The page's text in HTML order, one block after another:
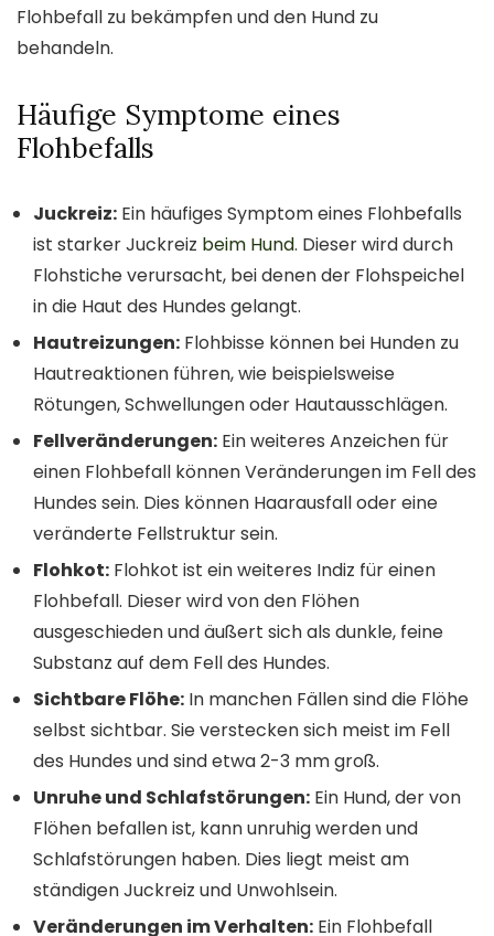
Flohbefall zu bekämpfen und den Hund zu
behandeln.
Häufige Symptome eines
Flohbefalls
Juckreiz: Ein häufiges Symptom eines Flohbefalls
ist starker Juckreiz beim Hund. Dieser wird durch
Flohstiche verursacht, bei denen der Flohspeichel
in die Haut des Hundes gelangt.
Hautreizungen: Flohbisse können bei Hunden zu
Hautreaktionen führen, wie beispielsweise
Rötungen, Schwellungen oder Hautausschlägen.
Fellveränderungen: Ein weiteres Anzeichen für
einen Flohbefall können Veränderungen im Fell des
Hundes sein. Dies können Haarausfall oder eine
veränderte Fellstruktur sein.
Flohkot: Flohkot ist ein weiteres Indiz für einen
Flohbefall. Dieser wird von den Flöhen
ausgeschieden und äußert sich als dunkle, feine
Substanz auf dem Fell des Hundes.
Sichtbare Flöhe: In manchen Fällen sind die Flöhe
selbst sichtbar. Sie verstecken sich meist im Fell
des Hundes und sind etwa 2-3 mm groß.
Unruhe und Schlafstörungen: Ein Hund, der von
Flöhen befallen ist, kann unruhig werden und
Schlafstörungen haben. Dies liegt meist am
ständigen Juckreiz und Unwohlsein.
Veränderungen im Verhalten: Ein Flohbefall